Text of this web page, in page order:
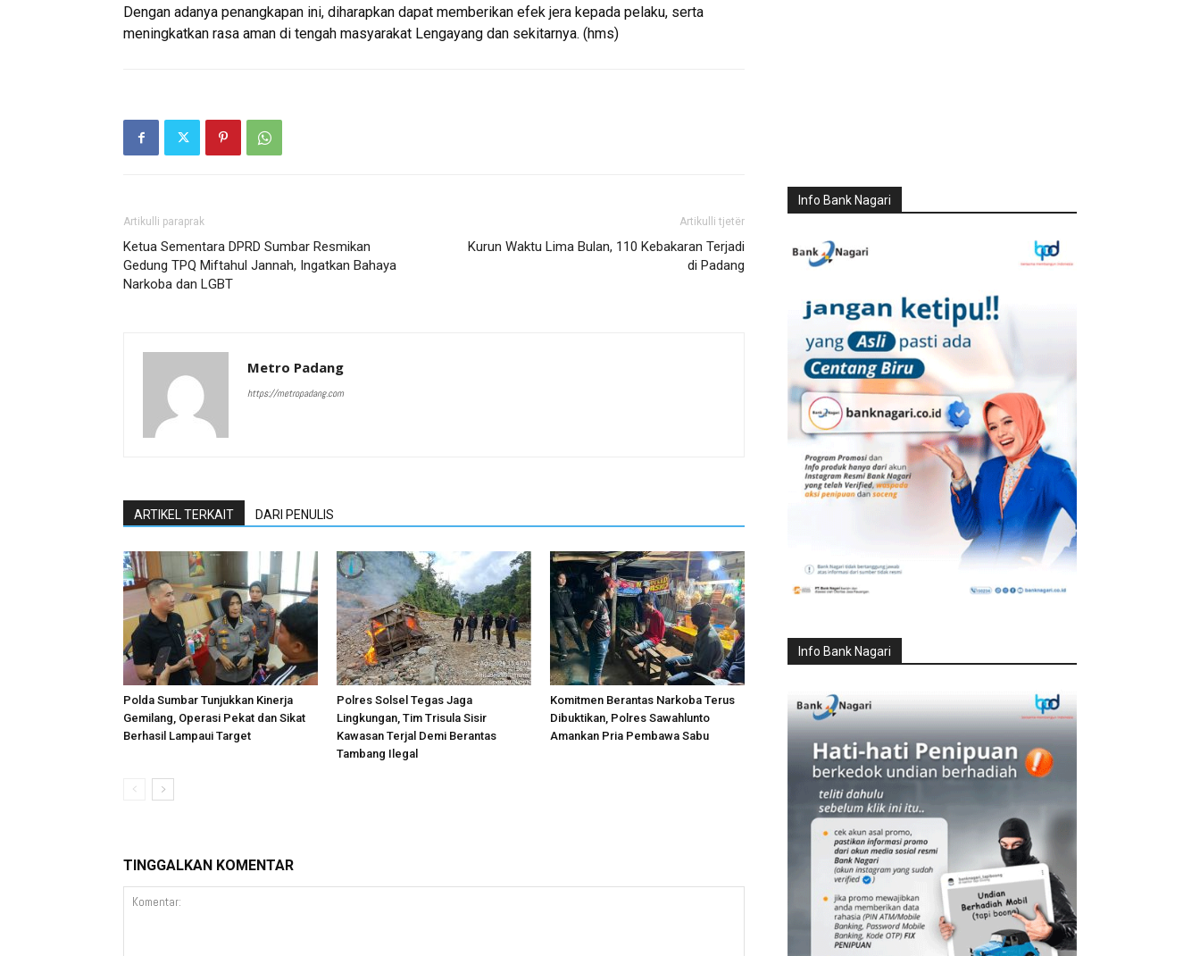
Dengan adanya penangkapan ini, diharapkan dapat memberikan efek jera kepada pelaku, serta
meningkatkan rasa aman di tengah masyarakat Lengayang dan sekitarnya. (hms)
Artikulli paraprak
Ketua Sementara DPRD Sumbar Resmikan
Gedung TPQ Miftahul Jannah, Ingatkan Bahaya
Narkoba dan LGBT
Artikulli tjetër
Kurun Waktu Lima Bulan, 110 Kebakaran Terjadi
di Padang
Metro Padang
https://metropadang.com
ARTIKEL TERKAIT DARI PENULIS
Polda Sumbar Tunjukkan Kinerja
Gemilang, Operasi Pekat dan Sikat
Berhasil Lampaui Target
Polres Solsel Tegas Jaga
Lingkungan, Tim Trisula Sisir
Kawasan Terjal Demi Berantas
Tambang Ilegal
Komitmen Berantas Narkoba Terus
Dibuktikan, Polres Sawahlunto
Amankan Pria Pembawa Sabu
TINGGALKAN KOMENTAR
Info Bank Nagari
Info Bank Nagari